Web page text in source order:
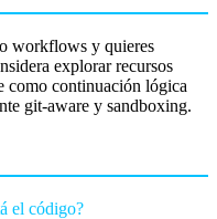
workflows y quieres
explorar recursos
como continuación lógica
git-aware y sandboxing.
el código?